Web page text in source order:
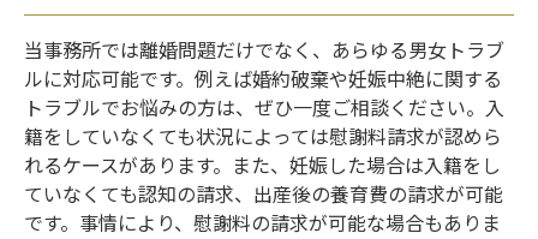
当事務所では離婚問題だけでなく、あらゆる男女トラブ
ルに対応可能です。例えば婚約破棄や妊娠中絶に関する
トラブルでお悩みの方は、ぜひ一度ご相談ください。入
籍をしていなくても状況によっては慰謝料請求が認めら
れるケースがあります。また、妊娠した場合は入籍をし
ていなくても認知の請求、出産後の養育費の請求が可能
です。事情により、慰謝料の請求が可能な場合もありま